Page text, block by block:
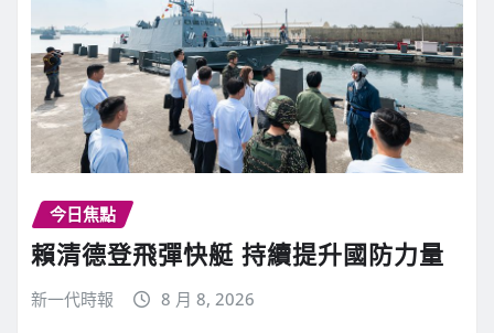
今日焦點
賴清德登飛彈快艇 持續提升國防力量
新一代時報 8 月 8, 2026